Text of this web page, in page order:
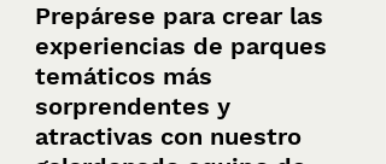
Prepárese para crear las
experiencias de parques
temáticos más
sorprendentes y
atractivas con nuestro